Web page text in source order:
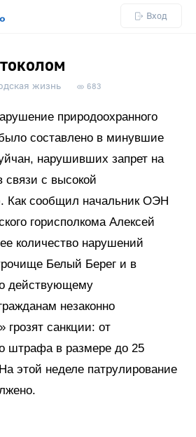
Вход
жизнь 683
природоохранного
составлено в минувшие
нарушивших запрет на
связи с высокой
Как сообщил начальник ОЭН
горисполкома Алексей
количество нарушений
Белый Берег и в
действующему
незаконно
санкции: от
штрафа в размере до 25
этой неделе патрулирование